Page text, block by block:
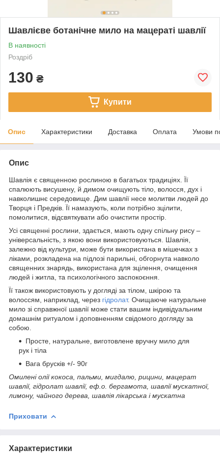
Шавлієве ботанічне мило на мацераті шавлії
В наявності
Роздріб
130 ₴
Купити
Опис Характеристики Доставка Оплата Умови
Опис
Шавлія є священною рослиною в багатьох традиціях. Її
спалюють висушену, й димом очищують тіло, волосся, дух і
навколишнє середовище. Дим шавлії несе молитви людей до
Творця і Предків. Її намазують, коли потрібно зцілити,
помолитися, відсвяткувати або очистити простір.
Усі священні рослини, здається, мають одну спільну рису –
універсальність, з якою вони використовуються. Шавлія,
залежно від культури, може бути використана в мішечках з
ліками, розкладена на підлозі парильні, обгорнута навколо
священних знарядь, використана для зцілення, очищення
людей і житла, та психологічного заспокоєння.
Її також використовують у догляді за тілом, шкірою та
волоссям, наприклад, через гідролат. Очищаюче натуральне
мило зі справжної шавлії може стати вашим індивідуальним
домашнім ритуалом і доповненням свідомого догляду за
собою.
Просте, натуральне, виготовлене вручну мило для
рук і тіла
Вага брусків +/- 90г
Омилені олії кокоса, пальми, мигдалю, рицини, мацерат
шавлії, гідролат шавлії, еф.о. бергамота, шавлії мускатної,
лимону, чайного дерева, шавлія лікарська і мускатна
Приховати
Характеристики